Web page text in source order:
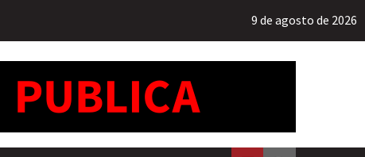
9 de agosto de 2026